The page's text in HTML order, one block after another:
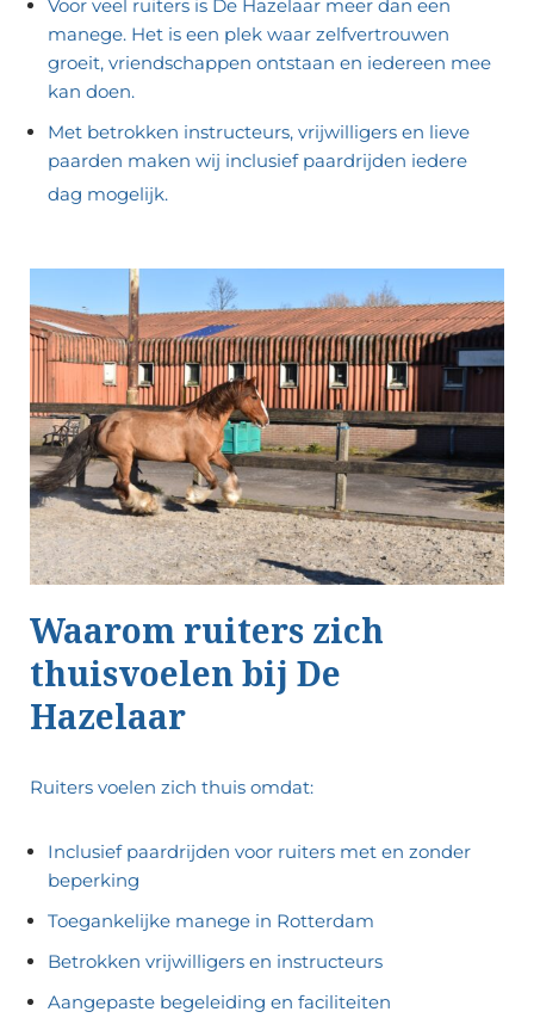
Voor veel ruiters is De Hazelaar meer dan een
manege. Het is een plek waar zelfvertrouwen
groeit, vriendschappen ontstaan en iedereen mee
kan doen.
Met betrokken instructeurs, vrijwilligers en lieve
paarden maken wij inclusief paardrijden iedere
dag mogelijk.
Waarom ruiters zich
thuisvoelen bij De
Hazelaar
Ruiters voelen zich thuis omdat:
Inclusief paardrijden voor ruiters met en zonder
beperking
Toegankelijke manege in Rotterdam
Betrokken vrijwilligers en instructeurs
Aangepaste begeleiding en faciliteiten